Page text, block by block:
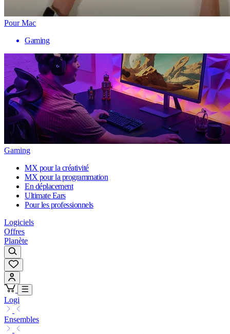
Pour Mac
Gaming
Gaming
MX pour la créativité
MX pour la programmation
En déplacement
Ultimate Ears
Pour les professionnels
Logiciels
Offres
Planète
Logi
Ensembles